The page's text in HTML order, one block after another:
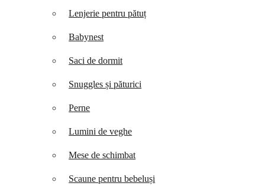
Lenjerie pentru pătuț
Babynest
Saci de dormit
Snuggles și păturici
Perne
Lumini de veghe
Mese de schimbat
Scaune pentru bebeluși